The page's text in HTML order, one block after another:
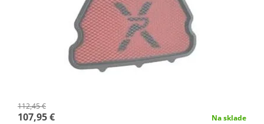
112,45 €
107,95 € Na sklade